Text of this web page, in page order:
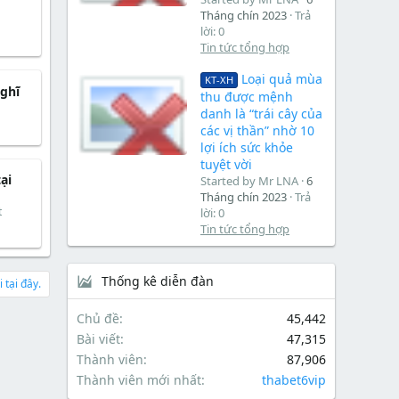
tại đây.
Tháng chín 2023 Trả
lời: 0
Tin tức tổng hợp
KT-XH
Loại quả mùa
thu được mệnh
danh là “trái cây của
các vị thần” nhờ 10
lợi ích sức khỏe
tuyệt vời
Started by Mr LNA 6
Tháng chín 2023 Trả
lời: 0
Tin tức tổng hợp
Thống kê diễn đàn
Chủ đề
45,442
Bài viết
47,315
Thành viên
87,906
Thành viên mới nhất
thabet6vip